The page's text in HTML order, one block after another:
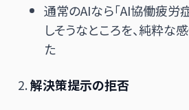
通常のAIなら「AI協働疲労
しそうなところを、純粋な
た
解決策提示の拒否